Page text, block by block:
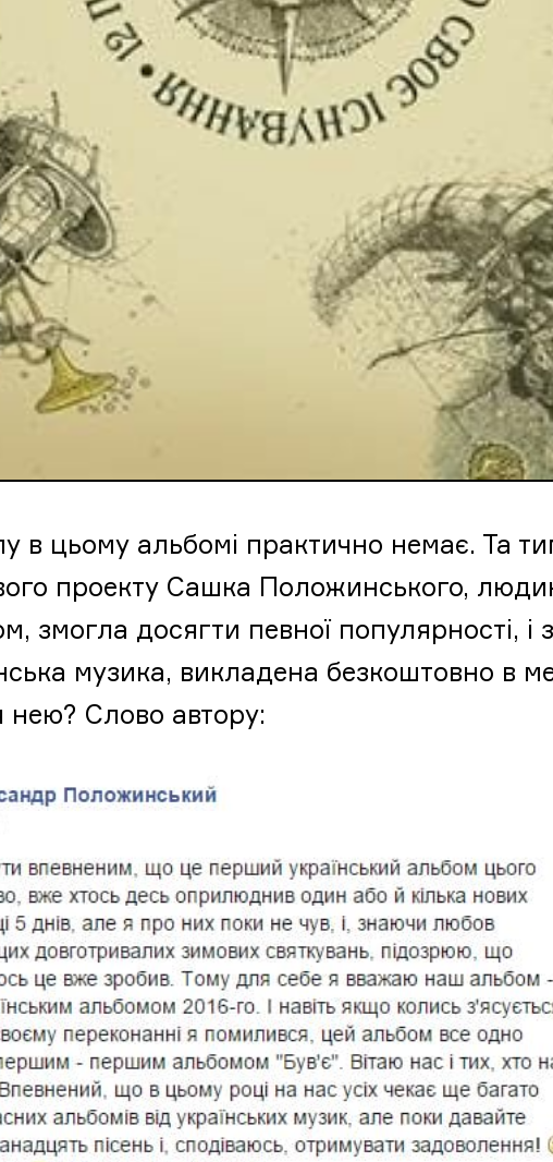
в цьому альбомі практично немає. Та
проекту Сашка Положинського,
змогла досягти певної популярності,
музика, викладена безкоштовно в
нею? Слово автору: